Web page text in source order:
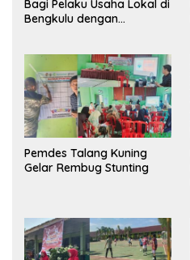
Bagi Pelaku Usaha Lokal di
Bengkulu dengan
Pasar
Pemdes Talang Kuning
Gelar Rembug Stunting